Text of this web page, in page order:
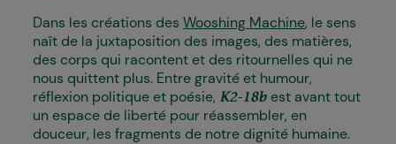
Dans les créations des Wooshing Machine, le sens
naît de la juxtaposition des images, des matières,
des corps qui racontent et des ritournelles qui ne
nous quittent plus. Entre gravité et humour,
réflexion politique et poésie, K2-18b est avant tout
un espace de liberté pour réassembler, en
douceur, les fragments de notre dignité humaine.